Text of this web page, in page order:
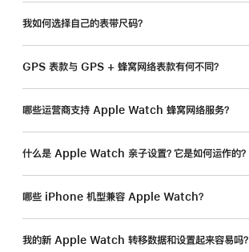
我如何选择自己的表带尺码？
GPS 表款与 GPS + 蜂窝网络表款有何不同？
哪些运营商支持 Apple Watch 蜂窝网络服务？
什么是 Apple Watch 亲子设置？它是如何运作的？
哪些 iPhone 机型兼容 Apple Watch？
我的新 Apple Watch 转移数据和设置起来容易吗？